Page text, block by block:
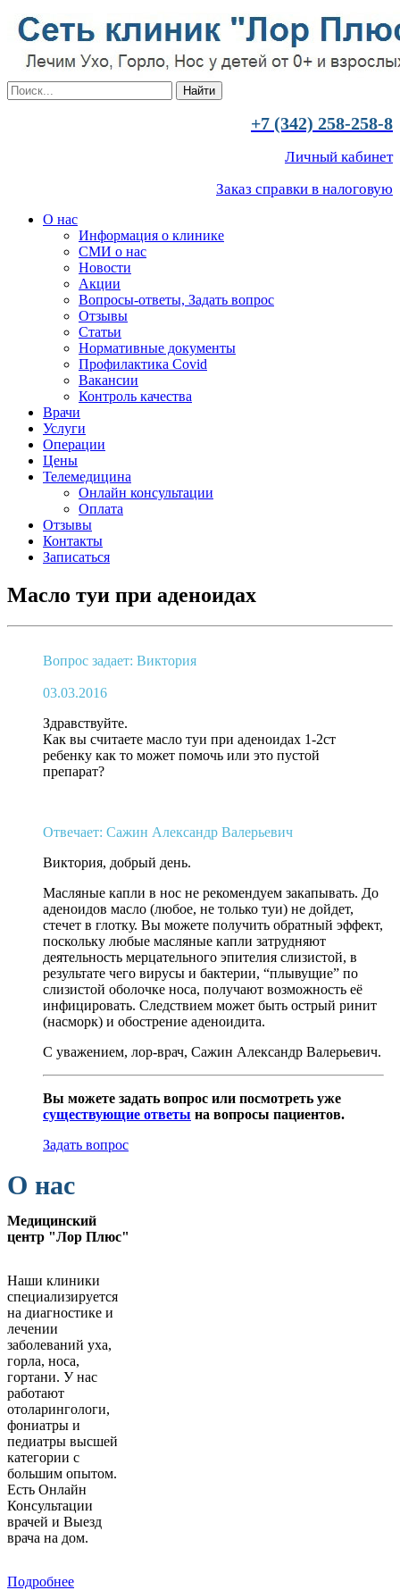
+7 (342) 258-258-8
Личный кабинет
Заказ справки в налоговую
О нас
Информация о клинике
СМИ о нас
Новости
Акции
Вопросы-ответы, Задать вопрос
Отзывы
Статьи
Нормативные документы
Профилактика Covid
Вакансии
Контроль качества
Врачи
Услуги
Операции
Цены
Телемедицина
Онлайн консультации
Оплата
Отзывы
Контакты
Записаться
Масло туи при аденоидах
Вопрос задает: Виктория
03.03.2016
Здравствуйте.
Как вы считаете масло туи при аденоидах 1-2ст
ребенку как то может помочь или это пустой
препарат?
Отвечает: Сажин Александр Валерьевич
Виктория, добрый день.
Масляные капли в нос не рекомендуем закапывать. До
аденоидов масло (любое, не только туи) не дойдет,
стечет в глотку. Вы можете получить обратный эффект,
поскольку любые масляные капли затрудняют
деятельность мерцательного эпителия слизистой, в
результате чего вирусы и бактерии, “плывущие” по
слизистой оболочке носа, получают возможность её
инфицировать. Следствием может быть острый ринит
(насморк) и обострение аденоидита.
С уважением, лор-врач, Сажин Александр Валерьевич.
Вы можете задать вопрос или посмотреть уже
существующие ответы на вопросы пациентов.
Задать вопрос
О нас
Медицинский
центр "Лор Плюс"
Наши клиники
специализируется
на диагностике и
лечении
заболеваний уха,
горла, носа,
гортани. У нас
работают
отоларингологи,
фониатры и
педиатры высшей
категории с
большим опытом.
Есть Онлайн
Консультации
врачей и Выезд
врача на дом.
Подробнее